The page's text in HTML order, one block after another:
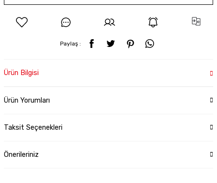
Paylaş :
Ürün Bilgisi
Ürün Yorumları
Taksit Seçenekleri
Önerileriniz